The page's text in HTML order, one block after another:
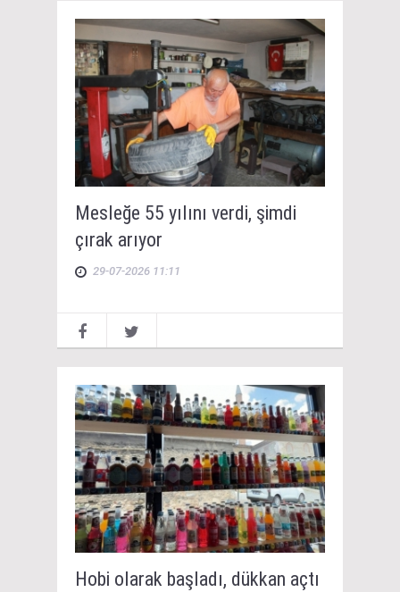
Mesleğe 55 yılını verdi, şimdi
çırak arıyor
29-07-2026 11:11
Hobi olarak başladı, dükkan açtı